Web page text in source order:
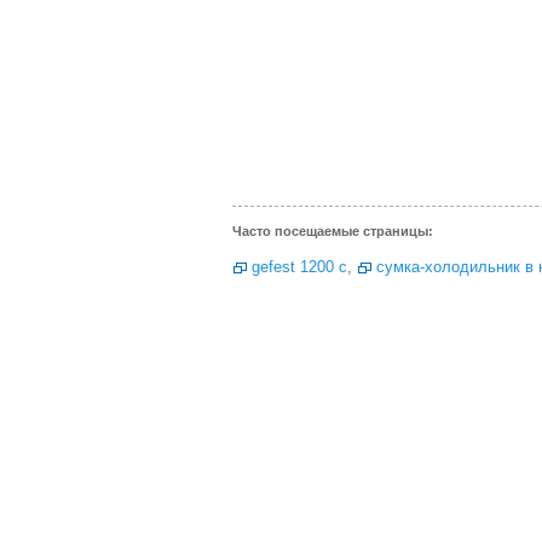
Часто посещаемые страницы:
gefest 1200 c, сумка-холодильник в